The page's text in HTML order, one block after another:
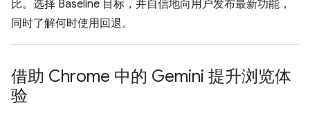
比。选择 Baseline 目标，并自信地向用户发布最新功能，
同时了解何时使用回退。
借助 Chrome 中的 Gemini 提升浏览体
验